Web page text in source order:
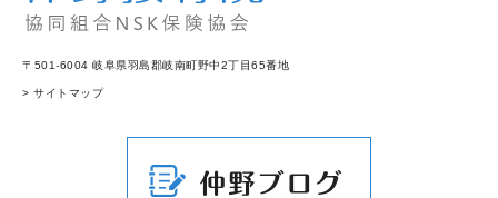
〒501-6004 岐阜県羽島郡岐南町野中2丁目65番地
> サイトマップ